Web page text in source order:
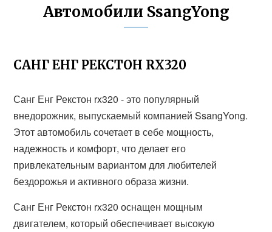
Автомобили SsangYong
САНГ ЕНГ РЕКСТОН RX320
Санг Енг Рекстон rx320 - это популярный
внедорожник, выпускаемый компанией SsangYong.
Этот автомобиль сочетает в себе мощность,
надежность и комфорт, что делает его
привлекательным вариантом для любителей
бездорожья и активного образа жизни.
Санг Енг Рекстон rx320 оснащен мощным
двигателем, который обеспечивает высокую